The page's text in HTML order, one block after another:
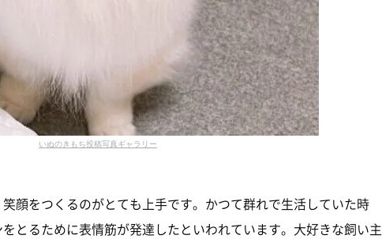
いぬのきもち投稿写真ギャラリー
顔をつくるのがとても上手です。かつて群れで生活していた時
とるために表情筋が発達したといわれています。大好きな飼い主